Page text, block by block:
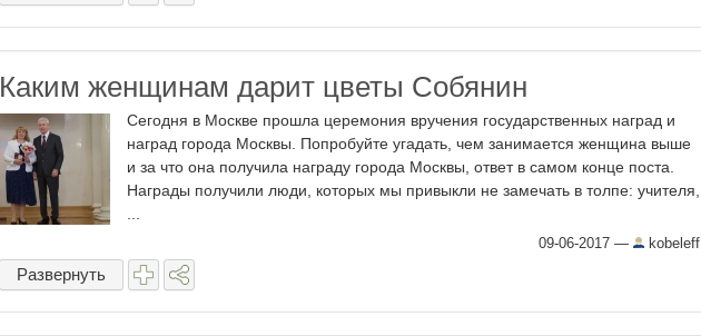
Каким женщинам дарит цветы Собянин
Сегодня в Москве прошла церемония вручения государственных наград и
наград города Москвы. Попробуйте угадать, чем занимается женщина выше
и за что она получила награду города Москвы, ответ в самом конце поста.
Награды получили люди, которых мы привыкли не замечать в толпе: учителя,
09-06-2017 — kobeleff
Развернуть